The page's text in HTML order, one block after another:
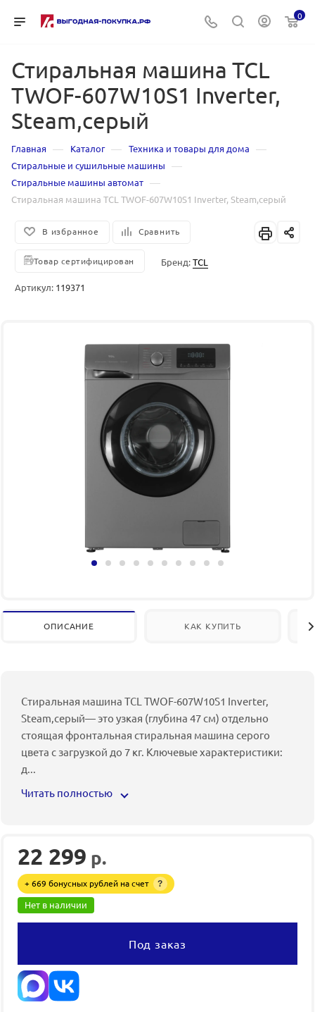
0
Стиральная машина TCL
TWOF-607W10S1 Inverter,
Steam,серый
Главная — Каталог — Техника и товары для дома —
Стиральные и сушильные машины —
Стиральные машины автомат —
Стиральная машина TCL TWOF-607W10S1 Inverter, Steam,серый
В избранное Сравнить
Товар сертифицирован Бренд:TCL
Артикул: 119371
ОПИСАНИЕ КАК КУПИТЬ
Стиральная машина TCL TWOF-607W10S1 Inverter,
Steam,серый— это узкая (глубина 47 см) отдельно
стоящая фронтальная стиральная машина серого
цвета с загрузкой до 7 кг. Ключевые характеристики:
д...
Читать полностью
22 299 р.
+ 669 бонусных рублей на счет ?
Нет в наличии
Под заказ